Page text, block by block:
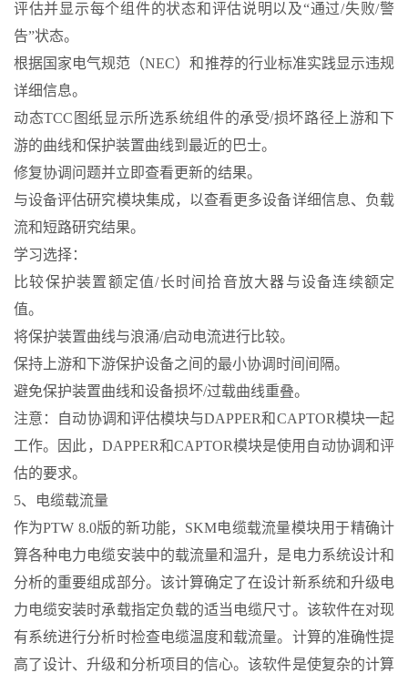
评估并显示每个组件的状态和评估说明以及“通过/失败/警
告”状态。
根据国家电气规范（NEC）和推荐的行业标准实践显示违规
详细信息。
动态TCC图纸显示所选系统组件的承受/损坏路径上游和下
游的曲线和保护装置曲线到最近的巴士。
修复协调问题并立即查看更新的结果。
与设备评估研究模块集成，以查看更多设备详细信息、负载
流和短路研究结果。
学习选择：
比较保护装置额定值/长时间拾音放大器与设备连续额定
值。
将保护装置曲线与浪涌/启动电流进行比较。
保持上游和下游保护设备之间的最小协调时间间隔。
避免保护装置曲线和设备损坏/过载曲线重叠。
注意：自动协调和评估模块与DAPPER和CAPTOR模块一起
工作。因此，DAPPER和CAPTOR模块是使用自动协调和评
估的要求。
5、电缆载流量
作为PTW 8.0版的新功能，SKM电缆载流量模块用于精确计
算各种电力电缆安装中的载流量和温升，是电力系统设计和
分析的重要组成部分。该计算确定了在设计新系统和升级电
力电缆安装时承载指定负载的适当电缆尺寸。该软件在对现
有系统进行分析时检查电缆温度和载流量。计算的准确性提
高了设计、升级和分析项目的信心。该软件是使复杂的计算